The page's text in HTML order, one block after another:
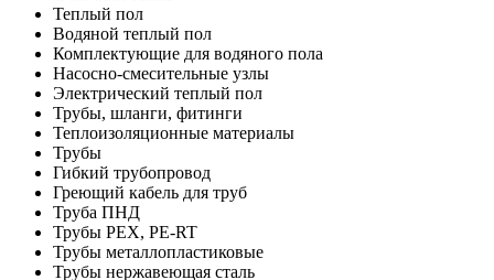
Теплый пол
Водяной теплый пол
Комплектующие для водяного пола
Насосно-смесительные узлы
Электрический теплый пол
Трубы, шланги, фитинги
Теплоизоляционные материалы
Трубы
Гибкий трубопровод
Греющий кабель для труб
Труба ПНД
Трубы PEX, PE-RT
Трубы металлопластиковые
Трубы нержавеющая сталь